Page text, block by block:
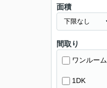
面積
間取り
ワンルーム
1DK